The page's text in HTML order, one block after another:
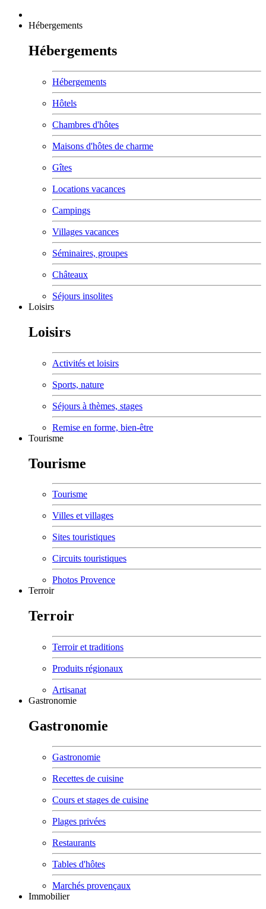
Hébergements
Hébergements
Hébergements
Hôtels
Chambres d'hôtes
Maisons d'hôtes de charme
Gîtes
Locations vacances
Campings
Villages vacances
Séminaires, groupes
Châteaux
Séjours insolites
Loisirs
Loisirs
Activités et loisirs
Sports, nature
Séjours à thèmes, stages
Remise en forme, bien-être
Tourisme
Tourisme
Tourisme
Villes et villages
Sites touristiques
Circuits touristiques
Photos Provence
Terroir
Terroir
Terroir et traditions
Produits régionaux
Artisanat
Gastronomie
Gastronomie
Gastronomie
Recettes de cuisine
Cours et stages de cuisine
Plages privées
Restaurants
Tables d'hôtes
Marchés provençaux
Immobilier